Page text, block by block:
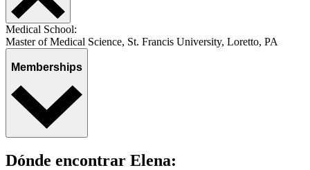
Medical School:
Master of Medical Science, St. Francis University, Loretto, PA
Memberships
Dónde encontrar Elena: